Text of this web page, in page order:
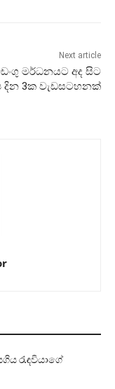
Next article
මර්ධනයට අද සිට
දින 3ක වැඩසටහනක්
රැඳවියාගේ